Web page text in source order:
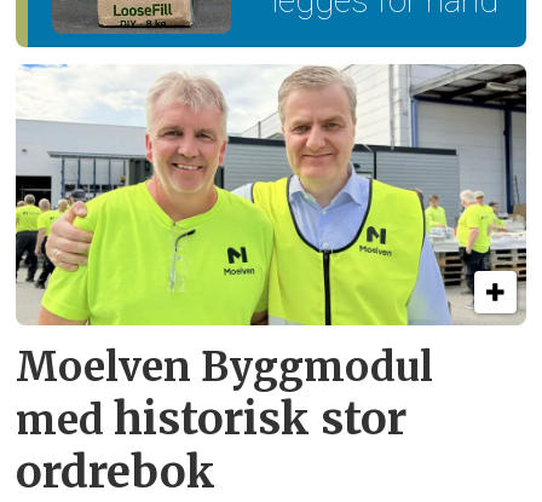
Moelven Byggmodul
med historisk stor
ordrebok